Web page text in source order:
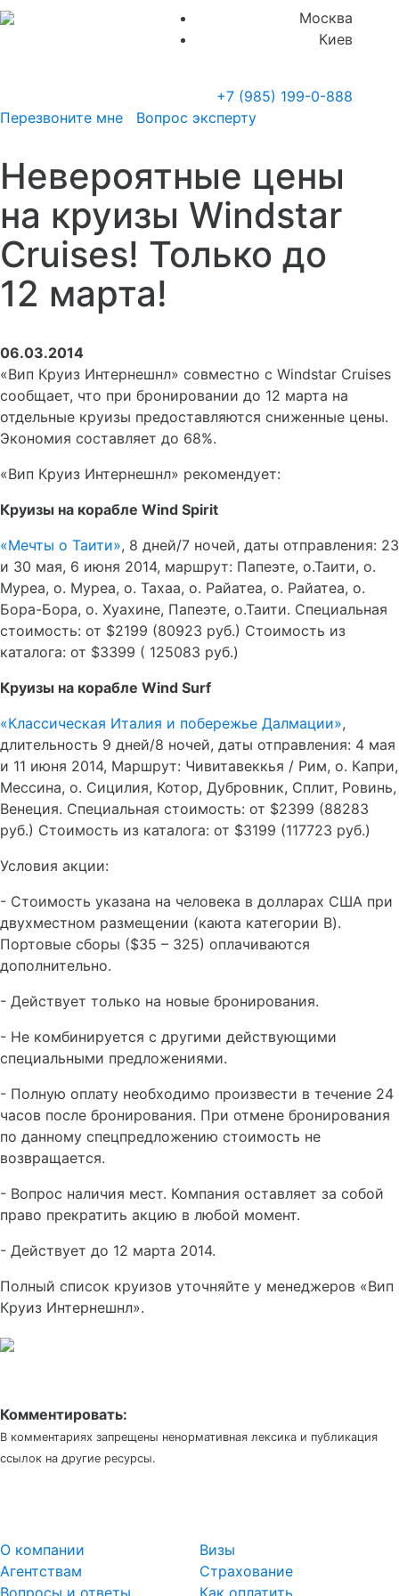
Москва
Киев
+7 (985) 199-0-888
Перезвоните мне
Вопрос эксперту
Невероятные цены
на круизы Windstar
Cruises! Только до
12 марта!
06.03.2014
«Вип Круиз Интернешнл» совместно с Windstar Cruises
сообщает, что при бронировании до 12 марта на
отдельные круизы предоставляются сниженные цены.
Экономия составляет до 68%.
«Вип Круиз Интернешнл» рекомендует:
Круизы на корабле Wind Spirit
«Мечты о Таити», 8 дней/7 ночей, даты отправления: 23
и 30 мая, 6 июня 2014, маршрут: Папеэте, о.Таити, о.
Муреа, о. Муреа, о. Тахаа, о. Райатеа, о. Райатеа, о.
Бора-Бора, о. Хуахине, Папеэте, о.Таити. Специальная
стоимость: от $2199 (80923 руб.) Стоимость из
каталога: от $3399 ( 125083 руб.)
Круизы на корабле Wind Surf
«Классическая Италия и побережье Далмации»,
длительность 9 дней/8 ночей, даты отправления: 4 мая
и 11 июня 2014, Маршрут: Чивитавеккья / Рим, о. Капри,
Мессина, о. Сицилия, Котор, Дубровник, Сплит, Ровинь,
Венеция. Специальная стоимость: от $2399 (88283
руб.) Стоимость из каталога: от $3199 (117723 руб.)
Условия акции:
- Стоимость указана на человека в долларах США при
двухместном размещении (каюта категории B).
Портовые сборы ($35 – 325) оплачиваются
дополнительно.
- Действует только на новые бронирования.
- Не комбинируется с другими действующими
специальными предложениями.
- Полную оплату необходимо произвести в течение 24
часов после бронирования. При отмене бронирования
по данному спецпредложению стоимость не
возвращается.
- Вопрос наличия мест. Компания оставляет за собой
право прекратить акцию в любой момент.
- Действует до 12 марта 2014.
Полный список круизов уточняйте у менеджеров «Вип
Круиз Интернешнл».
Комментировать:
В комментариях запрещены ненормативная лексика и публикация
ссылок на другие ресурсы.
О компании
Агентствам
Визы
Страхование